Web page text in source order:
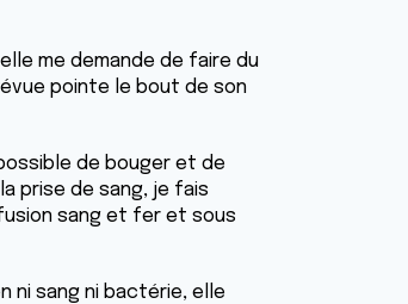
me demande de faire du
pointe le bout de son
de bouger et de
prise de sang, je fais
sang et fer et sous
ni sang ni bactérie, elle